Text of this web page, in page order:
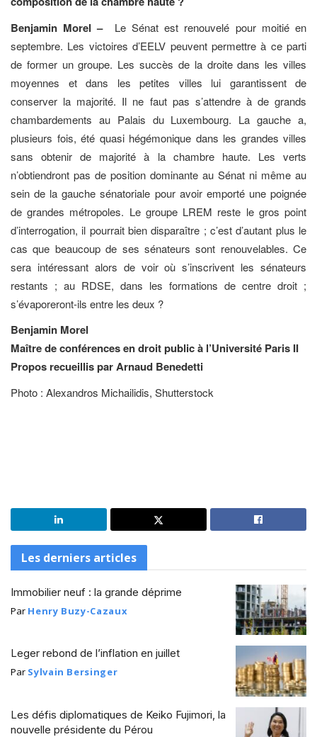
Benjamin Morel –
Le Sénat est renouvelé pour moitié en
septembre. Les victoires d’EELV peuvent permettre à ce parti
de former un groupe. Les succès de la droite dans les villes
moyennes et dans les petites villes lui garantissent de
conserver la majorité. Il ne faut pas s’attendre à de grands
chambardements au Palais du Luxembourg. La gauche a,
plusieurs fois, été quasi hégémonique dans les grandes villes
sans obtenir de majorité à la chambre haute. Les verts
n’obtiendront pas de position dominante au Sénat ni même au
sein de la gauche sénatoriale pour avoir emporté une poignée
de grandes métropoles. Le groupe LREM reste le gros point
d’interrogation, il pourrait bien disparaître ; c’est d’autant plus le
cas que beaucoup de ses sénateurs sont renouvelables. Ce
sera intéressant alors de voir où s’inscrivent les sénateurs
restants ; au RDSE, dans les formations de centre droit ;
s’évaporeront-ils entre les deux ?
Benjamin Morel
Maître de conférences en droit public à l’Université Paris II
Propos recueillis par Arnaud Benedetti
Photo : Alexandros Michailidis, Shutterstock
Les derniers articles
Immobilier neuf : la grande déprime
Par Henry Buzy-Cazaux
Leger rebond de l’inflation en juillet
Par Sylvain Bersinger
Les défis diplomatiques de Keiko Fujimori, la
nouvelle présidente du Pérou